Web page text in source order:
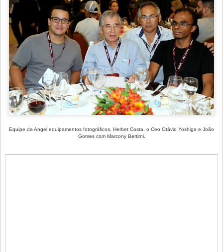
Equipe da Angel equipamentos fotográficos, Herbet Costa, o Ceo Otávio Yoshiga e João
Gomes com Marcony Bertirni.